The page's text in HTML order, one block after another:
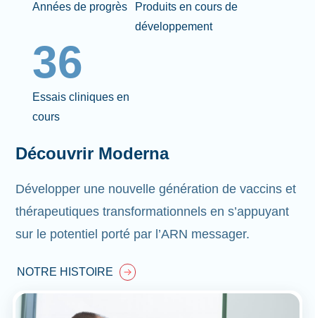
Années de progrès
Produits en cours de
développement
36
Essais cliniques en
cours
Découvrir Moderna
Développer une nouvelle génération de vaccins et
thérapeutiques transformationnels en s’appuyant
sur le potentiel porté par l’ARN messager.
NOTRE HISTOIRE